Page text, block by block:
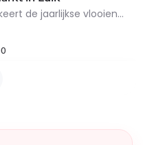
Op zondag 6 september 2026 keert de jaarlijkse vlooienmarkt in de Straat van Maghin, in de wijk…